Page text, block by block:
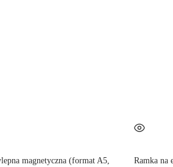
magnetyczna (format A5,
Ramka na